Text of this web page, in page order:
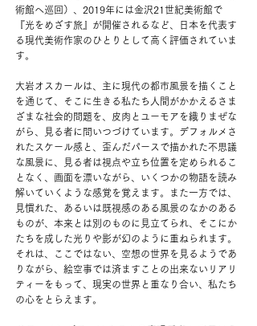
術館へ巡回）、2019年には金沢21世紀美術館で
『光をめざす旅』が開催されるなど、日本を代表す
る現代美術作家のひとりとして高く評価されていま
す。
大岩オスカールは、主に現代の都市風景を描くこと
を通じて、そこに生きる私たち人間がかかえるさま
ざまな社会的問題を、皮肉とユーモアを織りまぜな
がら、見る者に問いつづけています。デフォルメさ
れたスケール感と、歪んだパースで描かれた不思議
な風景に、見る者は視点や立ち位置を定められるこ
となく、画面を漂いながら、いくつかの物語を読み
解いていくような感覚を覚えます。また一方では、
見慣れた、あるいは既視感のある風景のなかのある
ものが、本来とは別のものに見立てられ、そこにか
たちを成した光りや影が幻のように重ねられます。
それは、ここではない、空想の世界を見るようであ
りながら、絵空事では済ますことの出来ないリアリ
ティーをもって、現実の世界と重なり合い、私たち
の心をとらえます。